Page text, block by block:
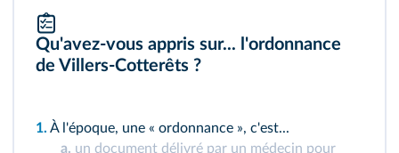
Qu'avez‑vous appris sur... l'ordonnance
de Villers‑Cotterêts ?
1. À l'époque, une « ordonnance », c'est...
a. un document délivré par un médecin pour